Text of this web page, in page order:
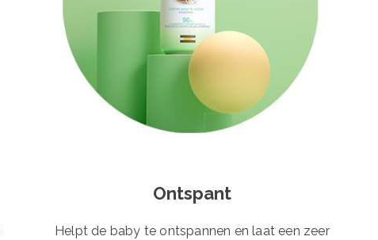
Ontspant
Helpt de baby te ontspannen en laat een zeer